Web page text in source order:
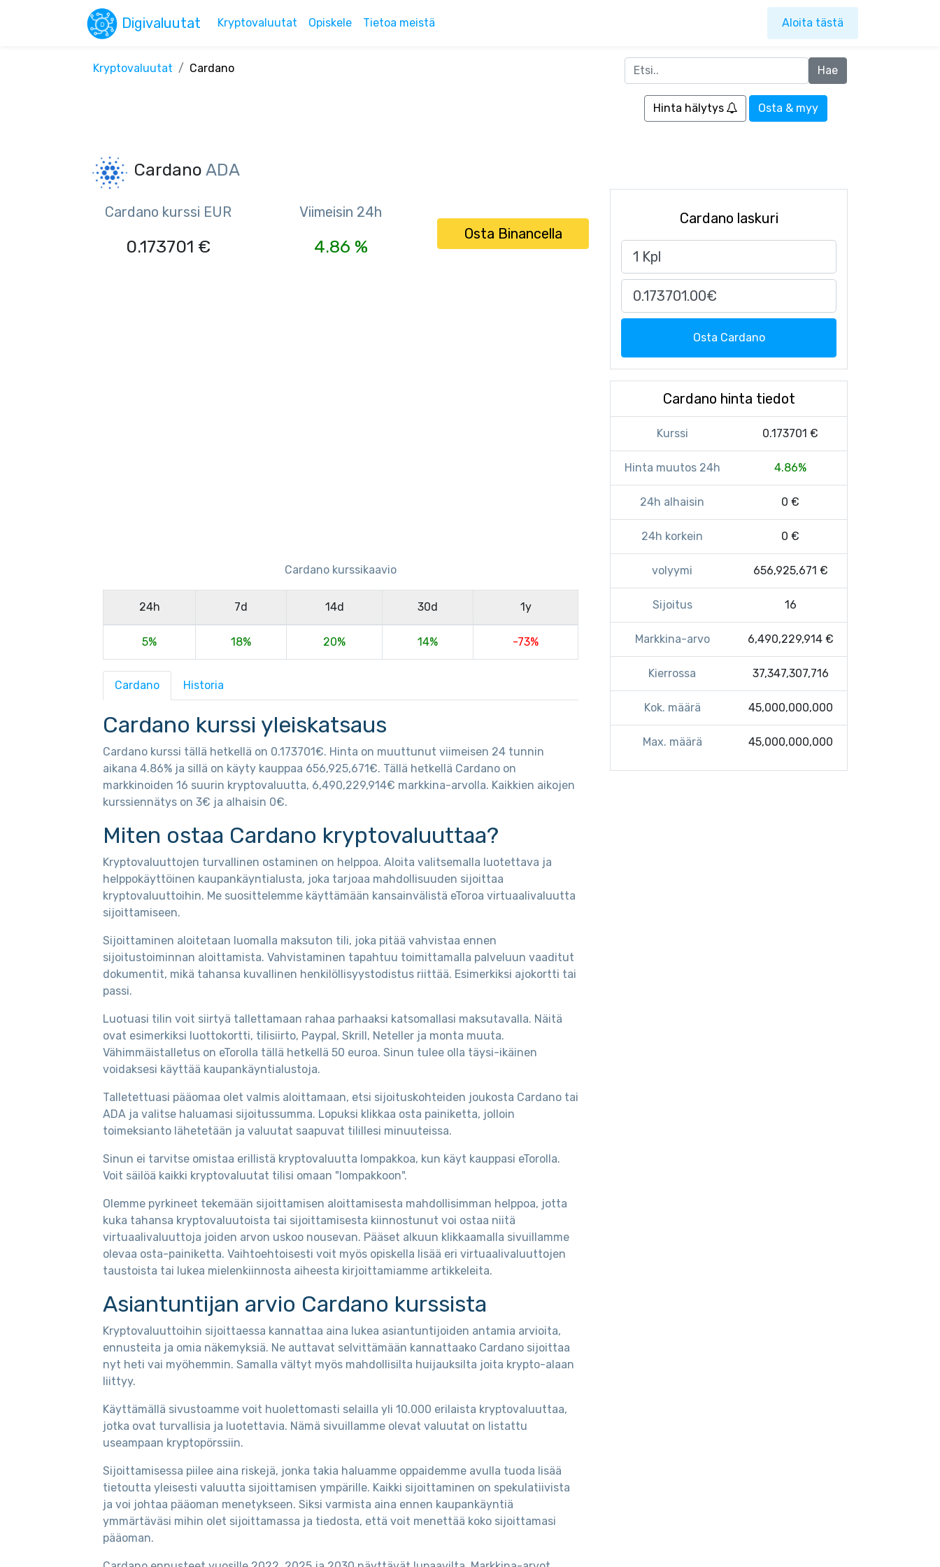
Digivaluutat Kryptovaluutat Opiskele Tietoa meistä Aloita tästä
Kryptovaluutat Cardano
Hinta hälytys Osta & myy
Cardano ADA
Cardano kurssi EUR
0.173701 €
Viimeisin 24h
4.86 %
Osta Binancella
Cardano kurssikaavio
24h 7d 14d 30d 1y
5% 18% 20% 14% -73%
Cardano Historia
Cardano kurssi yleiskatsaus
Cardano kurssi tällä hetkellä on 0.173701€. Hinta on muuttunut viimeisen 24 tunnin
aikana 4.86% ja sillä on käyty kauppaa 656,925,671€. Tällä hetkellä Cardano on
markkinoiden 16 suurin kryptovaluutta, 6,490,229,914€ markkina-arvolla. Kaikkien aikojen
kurssiennätys on 3€ ja alhaisin 0€.
Miten ostaa Cardano kryptovaluuttaa?
Kryptovaluuttojen turvallinen ostaminen on helppoa. Aloita valitsemalla luotettava ja
helppokäyttöinen kaupankäyntialusta, joka tarjoaa mahdollisuuden sijoittaa
kryptovaluuttoihin. Me suosittelemme käyttämään kansainvälistä eToroa virtuaalivaluutta
sijoittamiseen.
Sijoittaminen aloitetaan luomalla maksuton tili, joka pitää vahvistaa ennen
sijoitustoiminnan aloittamista. Vahvistaminen tapahtuu toimittamalla palveluun vaaditut
dokumentit, mikä tahansa kuvallinen henkilöllisyystodistus riittää. Esimerkiksi ajokortti tai
passi.
Luotuasi tilin voit siirtyä tallettamaan rahaa parhaaksi katsomallasi maksutavalla. Näitä
ovat esimerkiksi luottokortti, tilisiirto, Paypal, Skrill, Neteller ja monta muuta.
Vähimmäistalletus on eTorolla tällä hetkellä 50 euroa. Sinun tulee olla täysi-ikäinen
voidaksesi käyttää kaupankäyntialustoja.
Talletettuasi pääomaa olet valmis aloittamaan, etsi sijoituskohteiden joukosta Cardano tai
ADA ja valitse haluamasi sijoitussumma. Lopuksi klikkaa osta painiketta, jolloin
toimeksianto lähetetään ja valuutat saapuvat tilillesi minuuteissa.
Sinun ei tarvitse omistaa erillistä kryptovaluutta lompakkoa, kun käyt kauppasi eTorolla.
Voit säilöä kaikki kryptovaluutat tilisi omaan "lompakkoon".
Olemme pyrkineet tekemään sijoittamisen aloittamisesta mahdollisimman helppoa, jotta
kuka tahansa kryptovaluutoista tai sijoittamisesta kiinnostunut voi ostaa niitä
virtuaalivaluuttoja joiden arvon uskoo nousevan. Pääset alkuun klikkaamalla sivuillamme
olevaa osta-painiketta. Vaihtoehtoisesti voit myös opiskella lisää eri virtuaalivaluuttojen
taustoista tai lukea mielenkiinnosta aiheesta kirjoittamiamme artikkeleita.
Asiantuntijan arvio Cardano kurssista
Kryptovaluuttoihin sijoittaessa kannattaa aina lukea asiantuntijoiden antamia arvioita,
ennusteita ja omia näkemyksiä. Ne auttavat selvittämään kannattaako Cardano sijoittaa
nyt heti vai myöhemmin. Samalla vältyt myös mahdollisilta huijauksilta joita krypto-alaan
liittyy.
Käyttämällä sivustoamme voit huolettomasti selailla yli 10.000 erilaista kryptovaluuttaa,
jotka ovat turvallisia ja luotettavia. Nämä sivuillamme olevat valuutat on listattu
useampaan kryptopörssiin.
Sijoittamisessa piilee aina riskejä, jonka takia haluamme oppaidemme avulla tuoda lisää
tietoutta yleisesti valuutta sijoittamisen ympärille. Kaikki sijoittaminen on spekulatiivista
ja voi johtaa pääoman menetykseen. Siksi varmista aina ennen kaupankäyntiä
ymmärtäväsi mihin olet sijoittamassa ja tiedosta, että voit menettää koko sijoittamasi
pääoman.
Cardano laskuri
Osta Cardano
Cardano hinta tiedot
Kurssi 0.173701 €
Hinta muutos 24h 4.86%
24h alhaisin 0 €
24h korkein 0 €
volyymi 656,925,671 €
Sijoitus 16
Markkina-arvo 6,490,229,914 €
Kierrossa 37,347,307,716
Kok. määrä 45,000,000,000
Max. määrä 45,000,000,000